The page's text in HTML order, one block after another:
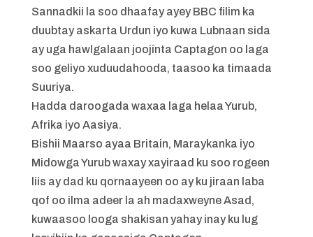
Sannadkii la soo dhaafay ayey BBC filim ka
duubtay askarta Urdun iyo kuwa Lubnaan sida
ay uga hawlgalaan joojinta Captagon oo laga
soo geliyo xuduudahooda, taasoo ka timaada
Suuriya.
Hadda daroogada waxaa laga helaa Yurub,
Afrika iyo Aasiya.
Bishii Maarso ayaa Britain, Maraykanka iyo
Midowga Yurub waxay xayiraad ku soo rogeen
liis ay dad ku qornaayeen oo ay ku jiraan laba
qof oo ilma adeer la ah madaxweyne Asad,
kuwaasoo looga shakisan yahay inay ku lug